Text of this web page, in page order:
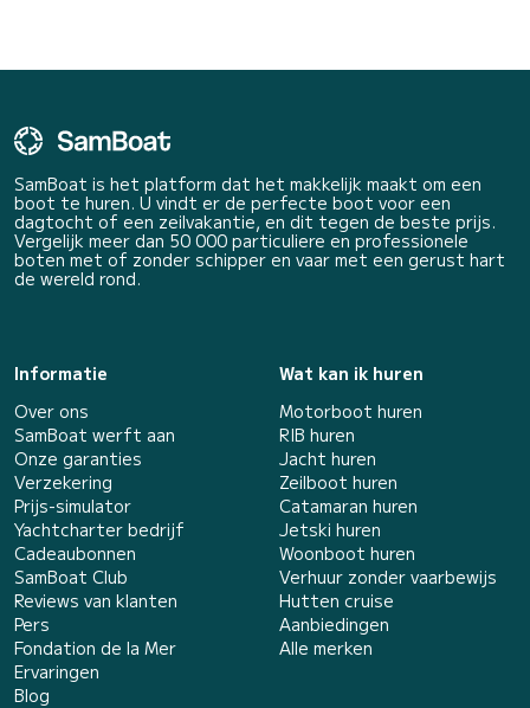
SamBoat is het platform dat het makkelijk maakt om een
boot te huren. U vindt er de perfecte boot voor een
dagtocht of een zeilvakantie, en dit tegen de beste prijs.
Vergelijk meer dan 50 000 particuliere en professionele
boten met of zonder schipper en vaar met een gerust hart
de wereld rond.
Informatie
Over ons
SamBoat werft aan
Onze garanties
Verzekering
Prijs-simulator
Yachtcharter bedrijf
Cadeaubonnen
SamBoat Club
Reviews van klanten
Pers
Fondation de la Mer
Ervaringen
Blog
Wat kan ik huren
Motorboot huren
RIB huren
Jacht huren
Zeilboot huren
Catamaran huren
Jetski huren
Woonboot huren
Verhuur zonder vaarbewijs
Hutten cruise
Aanbiedingen
Alle merken